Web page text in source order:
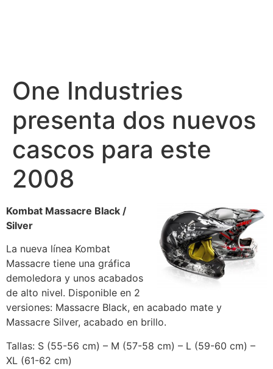
One Industries
presenta dos nuevos
cascos para este
2008
Kombat Massacre Black /
Silver
La nueva línea Kombat
Massacre tiene una gráfica
demoledora y unos acabados
de alto nivel. Disponible en 2
versiones: Massacre Black, en acabado mate y
Massacre Silver, acabado en brillo.
Tallas: S (55-56 cm) – M (57-58 cm) – L (59-60 cm) –
XL (61-62 cm)